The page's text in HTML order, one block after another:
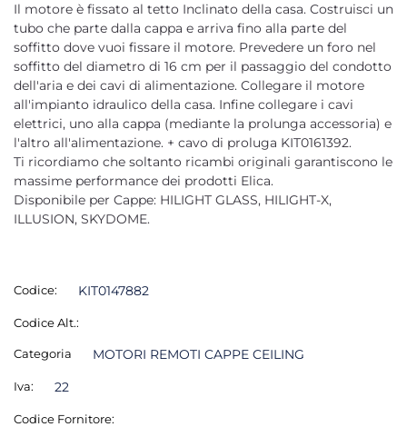
Il motore è fissato al tetto Inclinato della casa. Costruisci un
tubo che parte dalla cappa e arriva fino alla parte del
soffitto dove vuoi fissare il motore. Prevedere un foro nel
soffitto del diametro di 16 cm per il passaggio del condotto
dell'aria e dei cavi di alimentazione. Collegare il motore
all'impianto idraulico della casa. Infine collegare i cavi
elettrici, uno alla cappa (mediante la prolunga accessoria) e
l'altro all'alimentazione. + cavo di proluga KIT0161392.
Ti ricordiamo che soltanto ricambi originali garantiscono le
massime performance dei prodotti Elica.
Disponibile per Cappe: HILIGHT GLASS, HILIGHT-X,
ILLUSION, SKYDOME.
Codice: KIT0147882
Codice Alt.:
Categoria MOTORI REMOTI CAPPE CEILING
Iva: 22
Codice Fornitore: